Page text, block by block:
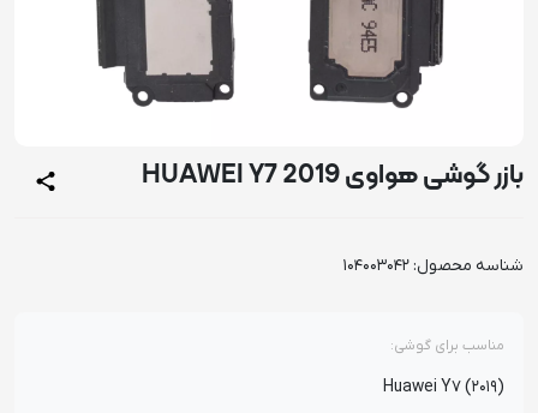
بازر گوشی هواوی HUAWEI Y7 2019
شناسه محصول: 104003042
مناسب برای گوشی:
Huawei Y7 (2019)